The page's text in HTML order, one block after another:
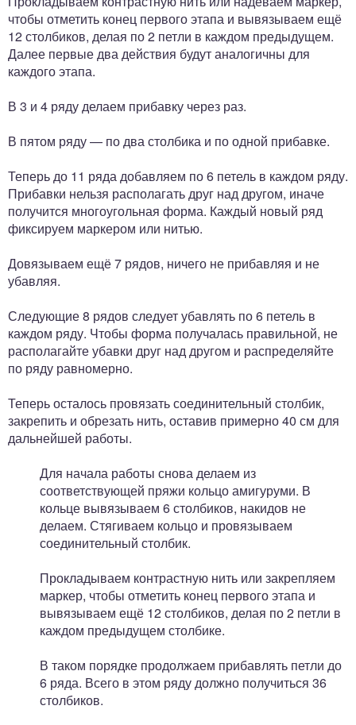
чтобы отметить конец первого этапа и вывязываем ещё
12 столбиков, делая по 2 петли в каждом предыдущем.
Далее первые два действия будут аналогичны для
каждого этапа.
В 3 и 4 ряду делаем прибавку через раз.
В пятом ряду — по два столбика и по одной прибавке.
Теперь до 11 ряда добавляем по 6 петель в каждом ряду.
Прибавки нельзя располагать друг над другом, иначе
получится многоугольная форма. Каждый новый ряд
фиксируем маркером или нитью.
Довязываем ещё 7 рядов, ничего не прибавляя и не
убавляя.
Следующие 8 рядов следует убавлять по 6 петель в
каждом ряду. Чтобы форма получалась правильной, не
располагайте убавки друг над другом и распределяйте
по ряду равномерно.
Теперь осталось провязать соединительный столбик,
закрепить и обрезать нить, оставив примерно 40 см для
дальнейшей работы.
Для начала работы снова делаем из
соответствующей пряжи кольцо амигуруми. В
кольце вывязываем 6 столбиков, накидов не
делаем. Стягиваем кольцо и провязываем
соединительный столбик.
Прокладываем контрастную нить или закрепляем
маркер, чтобы отметить конец первого этапа и
вывязываем ещё 12 столбиков, делая по 2 петли в
каждом предыдущем столбике.
В таком порядке продолжаем прибавлять петли до
6 ряда. Всего в этом ряду должно получиться 36
столбиков.